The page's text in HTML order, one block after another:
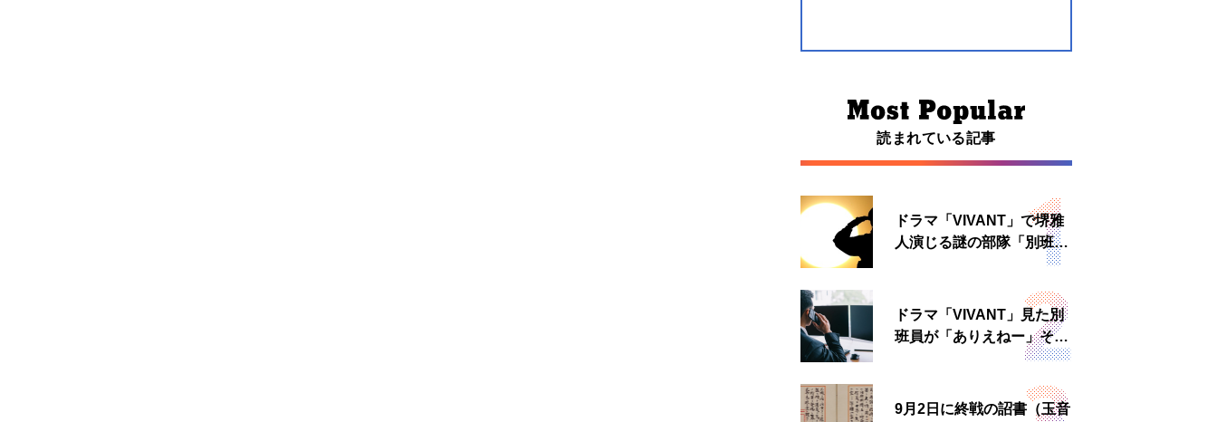
読まれている記事
ドラマ「VIVANT」で堺雅
人演じる謎の部隊「別班」
は実在する？内情知る人物
ドラマ「VIVANT」見た別
班員が「ありえねー」その
理由とは 非公然組織ゆえ
9月2日に終戦の詔書（玉音